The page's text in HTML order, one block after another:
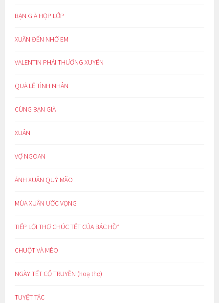
BẠN GIÀ HỌP LỚP
XUÂN ĐẾN NHỚ EM
VALENTIN PHẢI THƯỜNG XUYÊN
QUÀ LỄ TÌNH NHÂN
CÙNG BẠN GIÀ
XUÂN
VỢ NGOAN
ÁNH XUÂN QUÝ MÃO
MÙA XUÂN ƯỚC VỌNG
TIẾP LỜI THƠ CHÚC TẾT CỦA BÁC HỒ*
CHUỘT VÀ MÈO
NGÀY TẾT CỔ TRUYỀN (hoạ thơ)
TUYỆT TÁC